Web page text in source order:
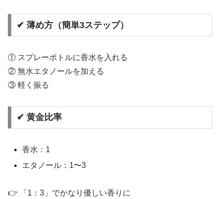
✔ 薄め方（簡単3ステップ）
① スプレーボトルに香水を入れる
② 無水エタノールを加える
③ 軽く振る
✔ 黄金比率
香水：1
エタノール：1〜3
👉 「1：3」でかなり優しい香りに